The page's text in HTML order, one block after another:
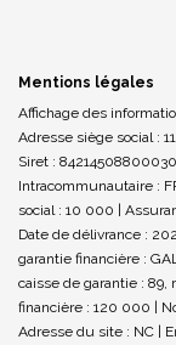
Mentions légales
Affichage des
Adresse siège social :
Siret :
Intracommunautaire :
social : 10 000 |
Date de délivrance :
garantie financière :
caisse de garantie : 89,
financière : 120 000 |
Adresse du site : NC |